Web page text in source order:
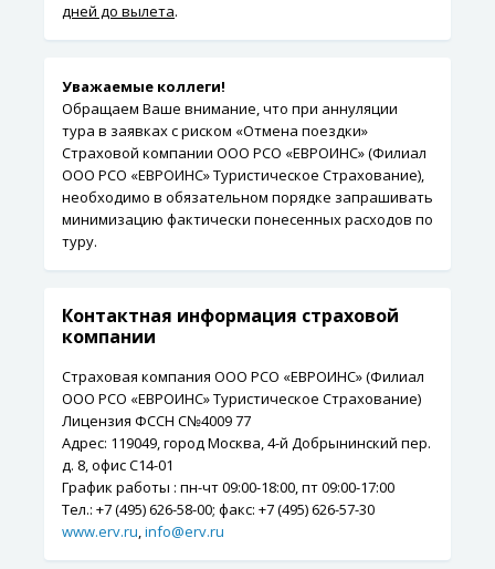
дней до вылета.
Уважаемые коллеги!
Обращаем Ваше внимание, что при аннуляции
тура в заявках с риском «Отмена поездки»
Страховой компании ООО РСО «ЕВРОИНС» (Филиал
ООО РСО «ЕВРОИНС» Туристическое Страхование),
необходимо в обязательном порядке запрашивать
минимизацию фактически понесенных расходов по
туру.
Контактная информация страховой
компании
Страховая компания ООО РСО «ЕВРОИНС» (Филиал
ООО РСО «ЕВРОИНС» Туристическое Страхование)
Лицензия ФССН C№4009 77
Адрес: 119049, город Москва, 4-й Добрынинский пер.
д. 8, офис С14-01
График работы : пн-чт 09:00-18:00, пт 09:00-17:00
Tел.: +7 (495) 626-58-00; факс: +7 (495) 626-57-30
www.erv.ru,info@erv.ru